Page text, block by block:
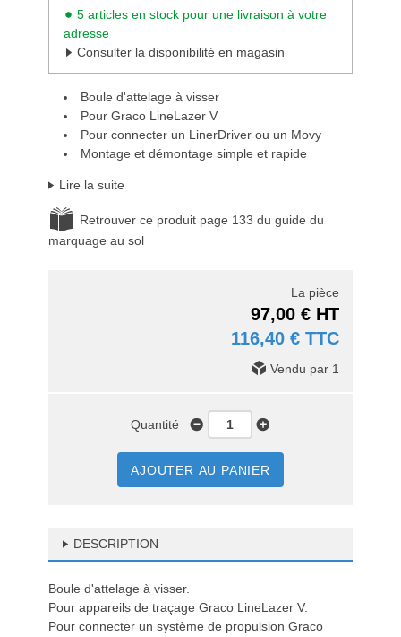
5 articles en stock pour une livraison à votre
adresse
Consulter la disponibilité en magasin
Boule d'attelage à visser
Pour Graco LineLazer V
Pour connecter un LinerDriver ou un Movy
Montage et démontage simple et rapide
Lire la suite
Retrouver ce produit page 133 du guide du
marquage au sol
La pièce
97,00 € HT
116,40 € TTC
Vendu par 1
Quantité
AJOUTER AU PANIER
DESCRIPTION
Boule d'attelage à visser.
Pour appareils de traçage Graco LineLazer V.
Pour connecter un système de propulsion Graco